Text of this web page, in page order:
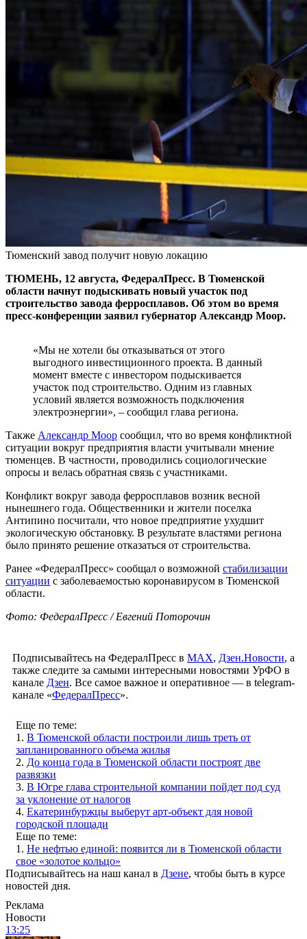
Тюменский завод получит новую локацию
ТЮМЕНЬ, 12 августа, ФедералПресс. В Тюменской
области начнут подыскивать новый участок под
строительство завода ферросплавов. Об этом во время
пресс-конференции заявил губернатор Александр Моор.
«Мы не хотели бы отказываться от этого
выгодного инвестиционного проекта. В данный
момент вместе с инвестором подыскивается
участок под строительство. Одним из главных
условий является возможность подключения
электроэнергии», – сообщил глава региона.
Также Александр Моор сообщил, что во время конфликтной
ситуации вокруг предприятия власти учитывали мнение
тюменцев. В частности, проводились социологические
опросы и велась обратная связь с участниками.
Конфликт вокруг завода ферросплавов возник весной
нынешнего года. Общественники и жители поселка
Антипино посчитали, что новое предприятие ухудшит
экологическую обстановку. В результате властями региона
было принято решение отказаться от строительства.
Ранее «ФедералПресс» сообщал о возможной стабилизации
ситуации с заболеваемостью коронавирусом в Тюменской
области.
Фото: ФедералПресс / Евгений Поторочин
Подписывайтесь на ФедералПресс в МАХ, Дзен.Новости, а
также следите за самыми интересными новостями УрФО в
канале Дзен. Все самое важное и оперативное — в telegram-
канале «ФедералПресс».
Еще по теме:
1. В Тюменской области построили лишь треть от
запланированного объема жилья
2. До конца года в Тюменской области построят две
развязки
3. В Югре глава строительной компании пойдет под суд
за уклонение от налогов
4. Екатеринбуржцы выберут арт-объект для новой
городской площади
Еще по теме:
1. Не нефтью единой: появится ли в Тюменской области
свое «золотое кольцо»
Подписывайтесь на наш канал в Дзене, чтобы быть в курсе
новостей дня.
Реклама
Новости
13:25